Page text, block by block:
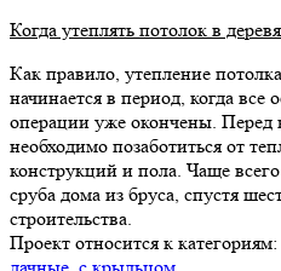
Когда утеплять потолок в
Как правило, утепление
начинается в период, когда все
операции уже окончены. Перед
необходимо позаботиться от
конструкций и пола. Чаще всего
сруба дома из бруса, спустя
строительства.
Проект относится к категориям: